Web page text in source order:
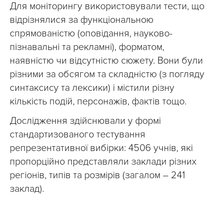
Для моніторингу використовували тести, що
відрізнялися за функціональною
спрямованістю (оповідання, науково-
пізнавальні та рекламні), форматом,
наявністю чи відсутністю сюжету. Вони були
різними за обсягом та складністю (з погляду
синтаксису та лексики) і містили різну
кількість подій, персонажів, фактів тощо.
Дослідження здійснювали у формі
стандартизованого тестування
репрезентативної вибірки: 4506 учнів, які
пропорційно представляли заклади різних
регіонів, типів та розмірів (загалом – 241
заклад).